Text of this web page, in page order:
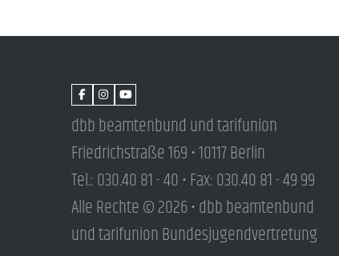
dbb beamtenbund und tarifunion
Friedrichstraße 169 • 10117 Berlin
Tel.: 030.40 81 - 40 • Fax: 030.40 81 - 49 99
Alle Rechte © 2026 • dbb beamtenbund
und tarifunion Bundesjugendvertretung